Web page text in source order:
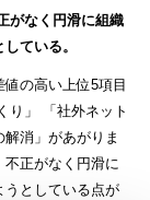
がなく円滑に組織
ている。
の高い上位5項目
り」 「社外ネット
消」があがりま
不正がなく円滑に
うとしている点が